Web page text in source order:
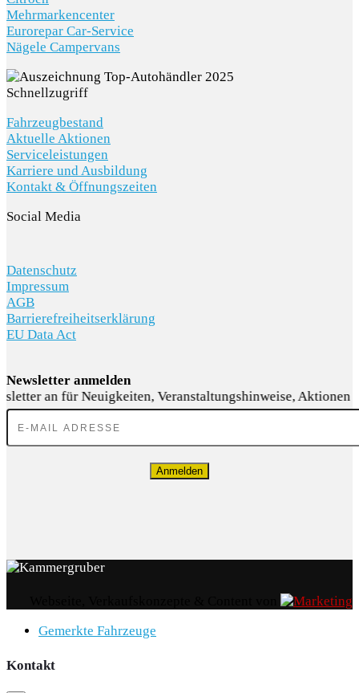
SERVICETERMIN
AKTIONEN
Mehrmarkencenter
Eurorepar Car-Service
Nägele Campervans
Schnellzugriff
Fahrzeugbestand
Aktuelle Aktionen
Serviceleistungen
Karriere und Ausbildung
Kontakt & Öffnungszeiten
Social Media
Datenschutz
Impressum
AGB
Barrierefreiheitserklärung
EU Data Act
Newsletter anmelden
Anmelden
Gemerkte Fahrzeuge
Kontakt